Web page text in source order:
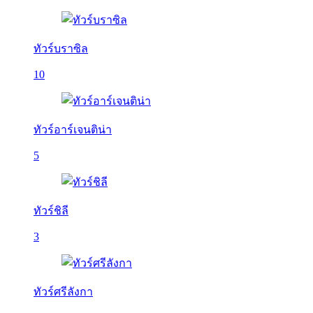
ทัวร์บราซิล
10
ทัวร์อาร์เจนติน่า
5
ทัวร์ชิลี
3
ทัวร์ศรีลังกา